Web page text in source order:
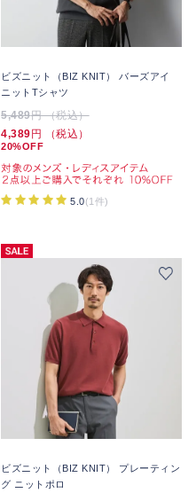
ビズニット（BIZ KNIT） バーズアイ
ニットTシャツ
5,489円 （税込）
4,389円 （税込）
20%OFF
5.0(1件)
ビズニット（BIZ KNIT） プレーティン
グ ニットポロ